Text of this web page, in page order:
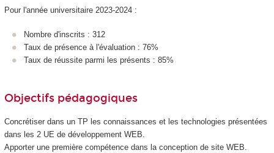
Pour l'année universitaire 2023-2024 :
Nombre d'inscrits : 312
Taux de présence à l'évaluation : 76%
Taux de réussite parmi les présents : 85%
Objectifs pédagogiques
Concrétiser dans un TP les connaissances et les technologies présentées
dans les 2 UE de développement WEB.
Apporter une première compétence dans la conception de site WEB.